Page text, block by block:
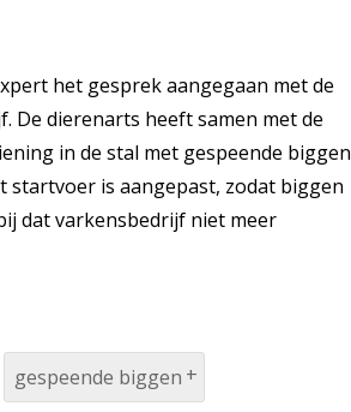
het gesprek aangegaan met de
De dierenarts heeft samen met de
in de stal met gespeende biggen
startvoer is aangepast, zodat biggen
dat varkensbedrijf niet meer
gespeende biggen